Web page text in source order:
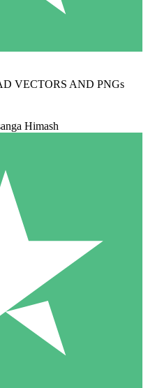
VECTORS AND PNGs
Himash